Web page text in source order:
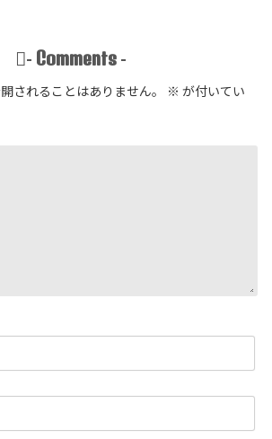
- Comments -
されることはありません。 ※ が付いてい